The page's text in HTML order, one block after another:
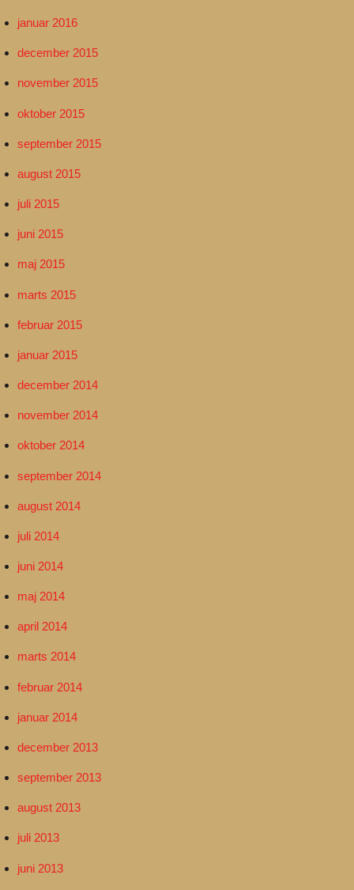
januar 2016
december 2015
november 2015
oktober 2015
september 2015
august 2015
juli 2015
juni 2015
maj 2015
marts 2015
februar 2015
januar 2015
december 2014
november 2014
oktober 2014
september 2014
august 2014
juli 2014
juni 2014
maj 2014
april 2014
marts 2014
februar 2014
januar 2014
december 2013
september 2013
august 2013
juli 2013
juni 2013